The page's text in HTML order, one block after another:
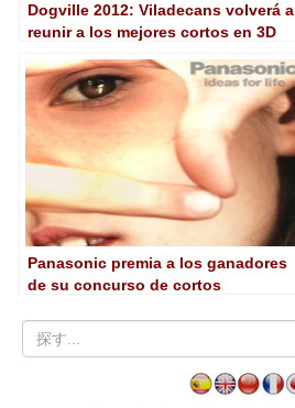
Dogville 2012: Viladecans volverá a
reunir a los mejores cortos en 3D
Panasonic premia a los ganadores
de su concurso de cortos